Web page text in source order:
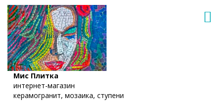
Мис Плитка
интернет-магазин
керамогранит, мозаика, ступени